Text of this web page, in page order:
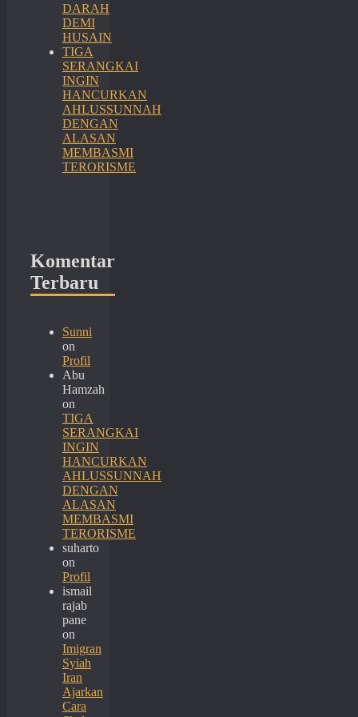
DARAH
DEMI
HUSAIN
TIGA
SERANGKAI
INGIN
HANCURKAN
AHLUSSUNNAH
DENGAN
ALASAN
MEMBASMI
TERORISME
Komentar
Terbaru
Sunni
on
Profil
Abu
Hamzah
on
TIGA
SERANGKAI
INGIN
HANCURKAN
AHLUSSUNNAH
DENGAN
ALASAN
MEMBASMI
TERORISME
suharto
on
Profil
ismail
rajab
pane
on
Imigran
Syiah
Iran
Ajarkan
Cara